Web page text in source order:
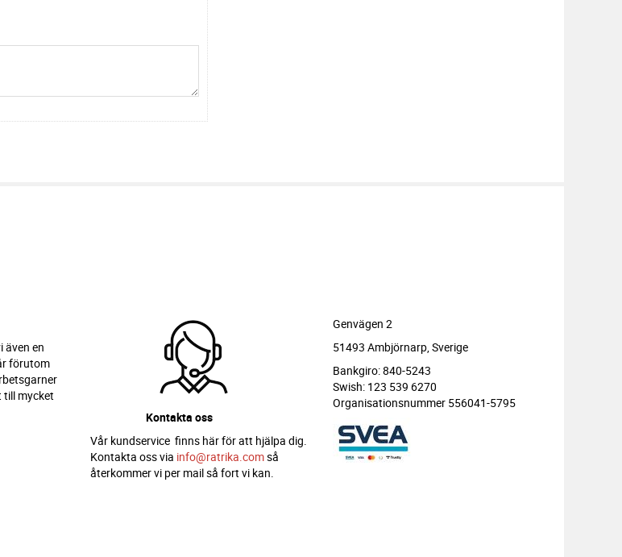
även en
förutom
till mycket
Kontakta oss
Vår kundservice finns här för att hjälpa dig.
Kontakta oss via info@ratrika.comså
återkommer vi per mail så fort vi kan.
Genvägen 2
51493 Ambjörnarp, Sverige
Bankgiro: 840-5243
Swish: 123 539 6270
Organisationsnummer 556041-5795